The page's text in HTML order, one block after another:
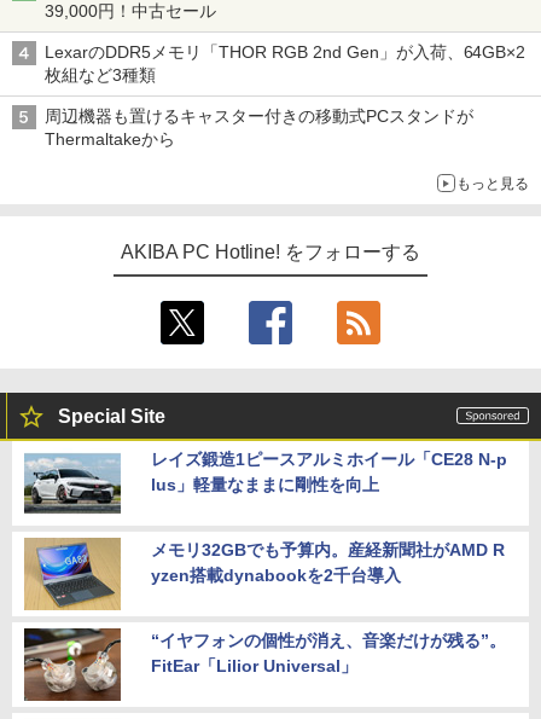
39,000円！中古セール
LexarのDDR5メモリ「THOR RGB 2nd Gen」が入荷、64GB×2
枚組など3種類
周辺機器も置けるキャスター付きの移動式PCスタンドが
Thermaltakeから
もっと見る
AKIBA PC Hotline! をフォローする
Special Site
レイズ鍛造1ピースアルミホイール「CE28 N-p
lus」軽量なままに剛性を向上
メモリ32GBでも予算内。産経新聞社がAMD R
yzen搭載dynabookを2千台導入
“イヤフォンの個性が消え、音楽だけが残る”。
FitEar「Lilior Universal」